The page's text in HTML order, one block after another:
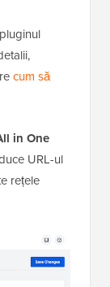
cum să
in One
URL-ul
rețele